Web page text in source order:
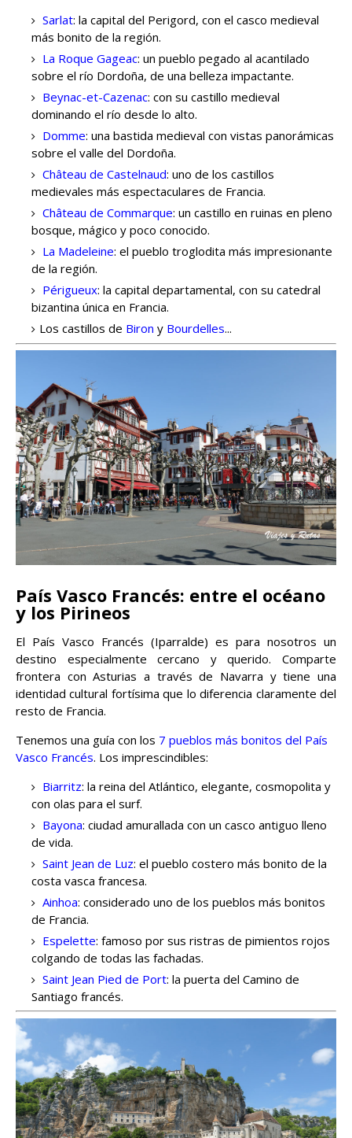
Sarlat: la capital del Perigord, con el casco medieval
más bonito de la región.
La Roque Gageac: un pueblo pegado al acantilado
sobre el río Dordoña, de una belleza impactante.
Beynac-et-Cazenac: con su castillo medieval
dominando el río desde lo alto.
Domme: una bastida medieval con vistas panorámicas
sobre el valle del Dordoña.
Château de Castelnaud: uno de los castillos
medievales más espectaculares de Francia.
Château de Commarque: un castillo en ruinas en pleno
bosque, mágico y poco conocido.
La Madeleine: el pueblo troglodita más impresionante
de la región.
Périgueux: la capital departamental, con su catedral
bizantina única en Francia.
Los castillos de Biron y Bourdelles...
País Vasco Francés: entre el océano
y los Pirineos
El País Vasco Francés (Iparralde) es para nosotros un
destino especialmente cercano y querido. Comparte
frontera con Asturias a través de Navarra y tiene una
identidad cultural fortísima que lo diferencia claramente del
resto de Francia.
Tenemos una guía con los 7 pueblos más bonitos del País
Vasco Francés. Los imprescindibles:
Biarritz: la reina del Atlántico, elegante, cosmopolita y
con olas para el surf.
Bayona: ciudad amurallada con un casco antiguo lleno
de vida.
Saint Jean de Luz: el pueblo costero más bonito de la
costa vasca francesa.
Ainhoa: considerado uno de los pueblos más bonitos
de Francia.
Espelette: famoso por sus ristras de pimientos rojos
colgando de todas las fachadas.
Saint Jean Pied de Port: la puerta del Camino de
Santiago francés.